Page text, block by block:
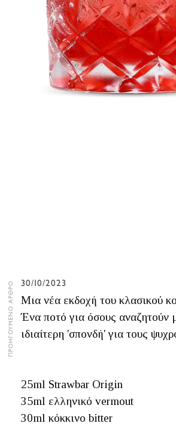
ΠΡΟΗΓΟΥΜΕΝΟ ΑΡΘΡΟ 30/10/2023
Μια νέα εκδοχή του κλασικού
Ένα ποτό για όσους αναζητούν
ιδιαίτερη 'σπονδή' για τους
25ml Strawbar Origin
35ml ελληνικό vermout
30ml κόκκινο bitter